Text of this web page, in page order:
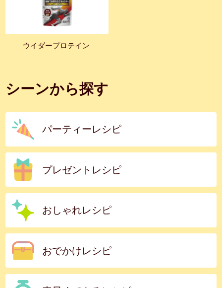
ウイダープロテイン
シーンから探す
パーティーレシピ
プレゼントレシピ
おしゃれレシピ
おでかけレシピ